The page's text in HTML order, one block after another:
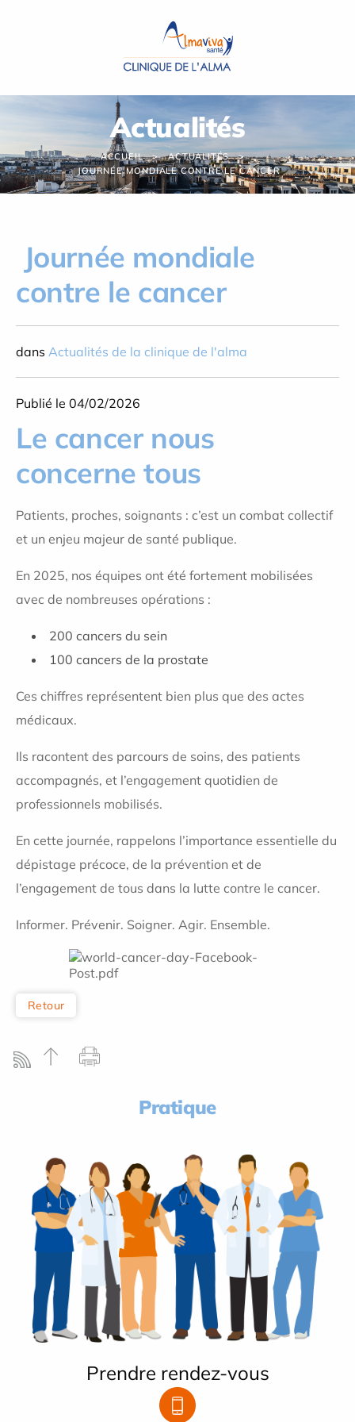
Actualités
ACCUEIL
ACTUALITÉS
JOURNÉE MONDIALE CONTRE LE CANCER
Journée mondiale
contre le cancer
dans Actualités de la clinique de l'alma
Publié le 04/02/2026
Le cancer nous
concerne tous
Patients, proches, soignants : c’est un combat collectif
et un enjeu majeur de santé publique.
En 2025, nos équipes ont été fortement mobilisées
avec de nombreuses opérations :
200 cancers du sein
100 cancers de la prostate
Ces chiffres représentent bien plus que des actes
médicaux.
Ils racontent des parcours de soins, des patients
accompagnés, et l’engagement quotidien de
professionnels mobilisés.
En cette journée, rappelons l’importance essentielle du
dépistage précoce, de la prévention et de
l’engagement de tous dans la lutte contre le cancer.
Informer. Prévenir. Soigner. Agir. Ensemble.
Retour
Pratique
Prendre rendez-vous